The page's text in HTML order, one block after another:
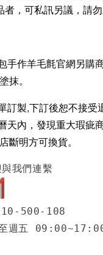
者，可私訊另議，請
手作羊毛氈官網另購
抹。
訂製,下訂後恕不接受
天內，發現重大瑕疵
斷明方可換貨。
我們連繫
500-108
週五